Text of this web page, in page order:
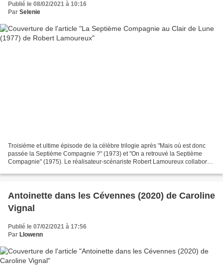
Publié le 08/02/2021 à 10:16
Par Selenie
Troisième et ultime épisode de la célèbre trilogie après "Mais où est donc
passée la Septième Compagnie ?" (1973) et "On a retrouvé la Septième
Compagnie" (1975). Le réalisateur-scénariste Robert Lamoureux collabore
Antoinette dans les Cévennes (2020) de Caroline
Vignal
Publié le 07/02/2021 à 17:56
Par Llowenn